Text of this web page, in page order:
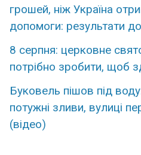
грошей, ніж Україна
допомоги: результати
8 серпня: церковне
потрібно зробити, щоб
Буковель пішов під
потужні зливи, вулиці
(відео)